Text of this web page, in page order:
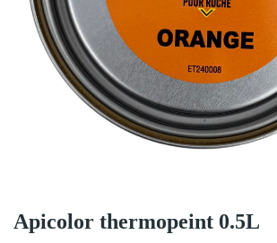
Apicolor thermopeint 0.5L